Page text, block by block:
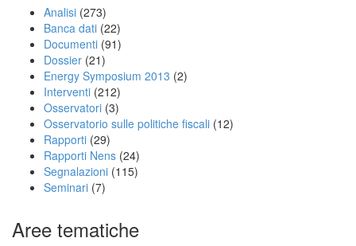
Analisi (273)
Banca dati (22)
Documenti (91)
Dossier (21)
Energy Symposium 2013 (2)
Interventi (212)
Osservatori (3)
Osservatorio sulle politiche fiscali (12)
Rapporti (29)
Rapporti Nens (24)
Segnalazioni (115)
Seminari (7)
Aree tematiche